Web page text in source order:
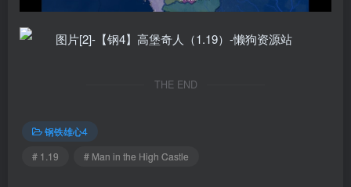
THE END
钢铁雄心4
# 1.19
# Man in the High Castle